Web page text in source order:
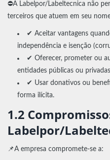
⛔A Labelpor/Labeltecnica não
terceiros que atuem em seu
✔ Aceitar vantagens
independência e isenção
✔ Oferecer, prometer ou
entidades públicas ou
✔ Usar donativos ou
forma ilícita.
1.2
Labelpor/
📌A empresa compromete-se a: